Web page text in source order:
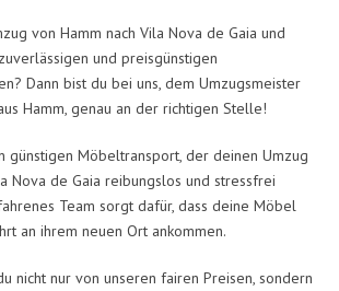
von Hamm nach Vila Nova de Gaia und
und preisgünstigen
Dann bist du bei uns, dem Umzugsmeister
Hamm, genau an der richtigen Stelle!
günstigen Möbeltransport, der deinen Umzug
Nova de Gaia reibungslos und stressfrei
Team sorgt dafür, dass deine Möbel
an ihrem neuen Ort ankommen.
nicht nur von unseren fairen Preisen, sondern